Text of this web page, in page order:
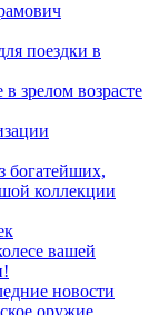
поездки в
зрелом возрасте
богатейших,
коллекции
вашей
новости
оружие